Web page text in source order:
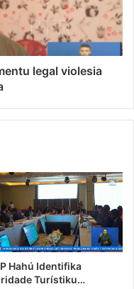
legal violesia
Hahú Identifika
Turístiku…